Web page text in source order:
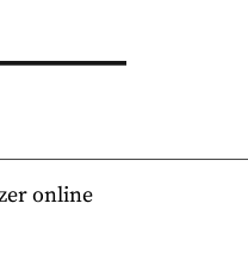
online